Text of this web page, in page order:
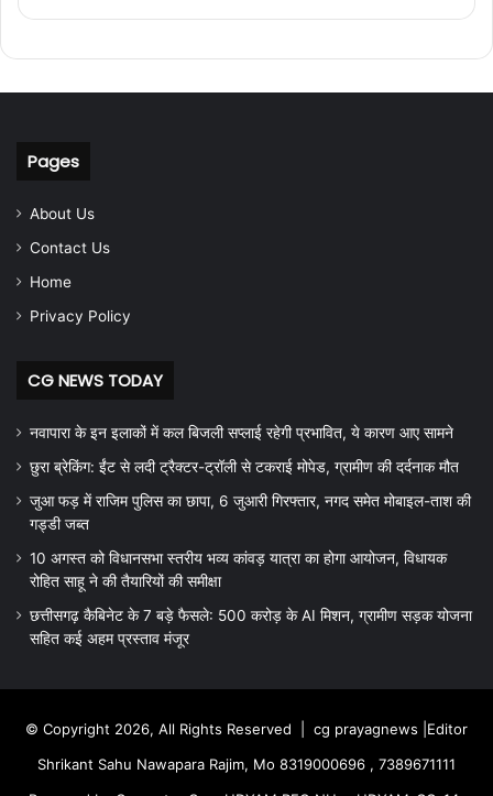
Pages
About Us
Contact Us
Home
Privacy Policy
CG NEWS TODAY
नवापारा के इन इलाकों में कल बिजली सप्लाई रहेगी प्रभावित, ये कारण आए सामने
छुरा ब्रेकिंग: ईंट से लदी ट्रैक्टर-ट्रॉली से टकराई मोपेड, ग्रामीण की दर्दनाक मौत
जुआ फड़ में राजिम पुलिस का छापा, 6 जुआरी गिरफ्तार, नगद समेत मोबाइल-ताश की
गड्डी जब्त
10 अगस्त को विधानसभा स्तरीय भव्य कांवड़ यात्रा का होगा आयोजन, विधायक
रोहित साहू ने की तैयारियों की समीक्षा
छत्तीसगढ़ कैबिनेट के 7 बड़े फैसले: 500 करोड़ के AI मिशन, ग्रामीण सड़क योजना
सहित कई अहम प्रस्ताव मंजूर
© Copyright 2026, All Rights Reserved | cg prayagnews |Editor
Shrikant Sahu Nawapara Rajim, Mo 8319000696 , 7389671111